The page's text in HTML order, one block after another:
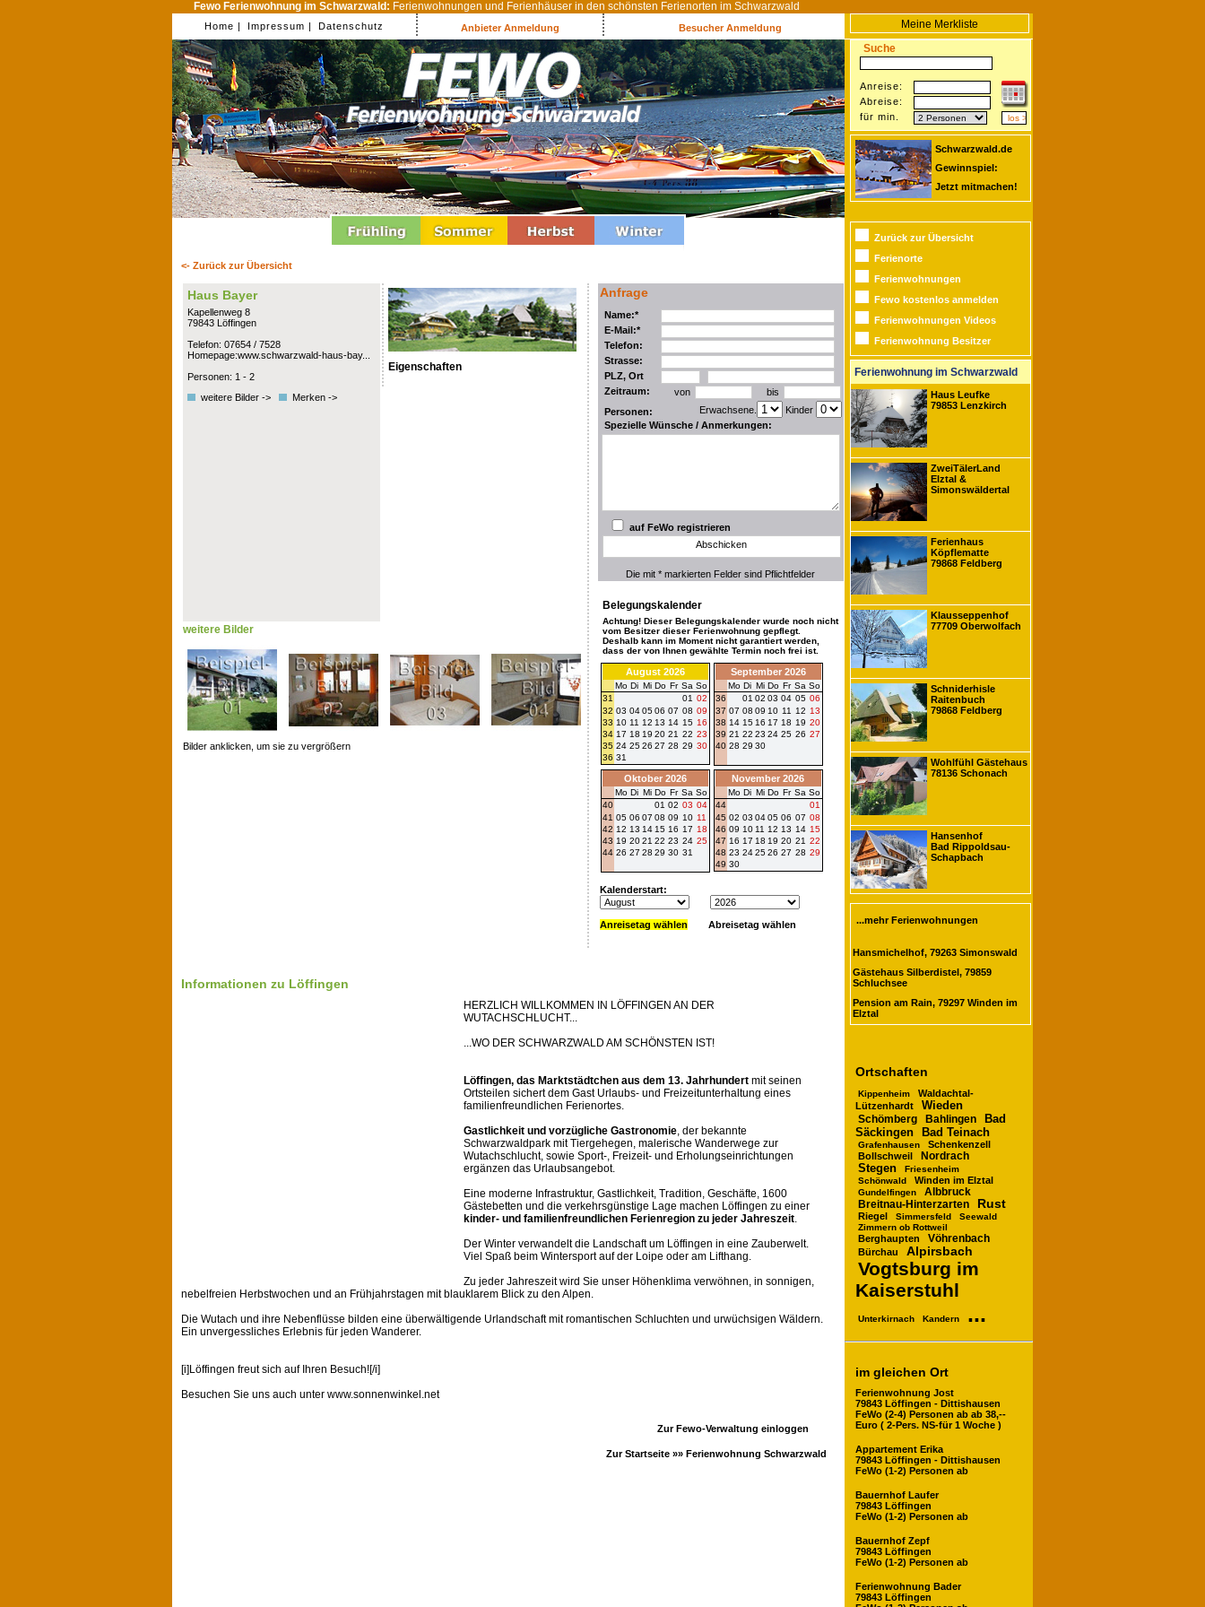
Fewo Ferienwohnung im Schwarzwald: Ferienwohnungen und Ferienhäuser in den schönsten Ferienorten im Schwarzwald
Home | Impressum | Datenschutz Anbieter Anmeldung Besucher Anmeldung
Meine Merkliste
Suche
Anreise:
Abreise:
für min.
Schwarzwald.de
Gewinnspiel:
Jetzt mitmachen!
<- Zurück zur Übersicht
Haus Bayer
Kapellenweg 8
79843 Löffingen
Telefon: 07654 / 7528
Homepage:www.schwarzwald-haus-bay...
Personen: 1 - 2
weitere Bilder ->
Merken ->
Eigenschaften
Anfrage
Name:*
E-Mail:*
Telefon:
Strasse:
PLZ, Ort
Zeitraum:
von
bis
Personen:
Erwachsene.
Kinder
Spezielle Wünsche / Anmerkungen:
auf FeWo registrieren
Abschicken
Die mit * markierten Felder sind Pflichtfelder
Belegungskalender
Achtung! Dieser Belegungskalender wurde noch nicht
vom Besitzer dieser Ferienwohnung gepflegt.
Deshalb kann im Moment nicht garantiert werden,
dass der von Ihnen gewählte Termin noch frei ist.
August 2026
Mo Di Mi Do Fr Sa So
31
01 02
32 03 04 05 06 07 08 09
33 10 11 12 13 14 15 16
34 17 18 19 20 21 22 23
35 24 25 26 27 28 29 30
36 31
September 2026
Mo Di Mi Do Fr Sa So
36
01 02 03 04 05 06
37 07 08 09 10 11 12 13
38 14 15 16 17 18 19 20
39 21 22 23 24 25 26 27
40 28 29 30
Oktober 2026
Mo Di Mi Do Fr Sa So
40
01 02 03 04
41 05 06 07 08 09 10 11
42 12 13 14 15 16 17 18
43 19 20 21 22 23 24 25
44 26 27 28 29 30 31
November 2026
Mo Di Mi Do Fr Sa So
44
01
45 02 03 04 05 06 07 08
46 09 10 11 12 13 14 15
47 16 17 18 19 20 21 22
48 23 24 25 26 27 28 29
49 30
Kalenderstart:
Anreisetag wählen Abreisetag wählen
weitere Bilder
Bilder anklicken, um sie zu vergrößern
Informationen zu Löffingen
HERZLICH WILLKOMMEN IN LÖFFINGEN AN DER
WUTACHSCHLUCHT...
...WO DER SCHWARZWALD AM SCHÖNSTEN IST!
Löffingen, das Marktstädtchen aus dem 13. Jahrhundert mit seinen
Ortsteilen sichert dem Gast Urlaubs- und Freizeitunterhaltung eines
familienfreundlichen Ferienortes.
Gastlichkeit und vorzügliche Gastronomie, der bekannte
Schwarzwaldpark mit Tiergehegen, malerische Wanderwege zur
Wutachschlucht, sowie Sport-, Freizeit- und Erholungseinrichtungen
ergänzen das Urlaubsangebot.
Eine moderne Infrastruktur, Gastlichkeit, Tradition, Geschäfte, 1600
Gästebetten und die verkehrsgünstige Lage machen Löffingen zu einer
kinder- und familienfreundlichen Ferienregion zu jeder Jahreszeit.
Der Winter verwandelt die Landschaft um Löffingen in eine Zauberwelt.
Viel Spaß beim Wintersport auf der Loipe oder am Lifthang.
Zu jeder Jahreszeit wird Sie unser Höhenklima verwöhnen, in sonnigen,
nebelfreien Herbstwochen und an Frühjahrstagen mit blauklarem Blick zu den Alpen.
Die Wutach und ihre Nebenflüsse bilden eine überwältigende Urlandschaft mit romantischen Schluchten und urwüchsigen Wäldern.
Ein unvergessliches Erlebnis für jeden Wanderer.
[i]Löffingen freut sich auf Ihren Besuch![/i]
Besuchen Sie uns auch unter www.sonnenwinkel.net
Zur Fewo-Verwaltung einloggen
Zur Startseite »» Ferienwohnung Schwarzwald
Zurück zur Übersicht
Ferienorte
Ferienwohnungen
Fewo kostenlos anmelden
Ferienwohnungen Videos
Ferienwohnung Besitzer
Ferienwohnung im Schwarzwald
Haus Leufke
79853 Lenzkirch
ZweiTälerLand
Elztal &
Simonswäldertal
Ferienhaus
Köpflematte
79868 Feldberg
Klausseppenhof
77709 Oberwolfach
Schniderhisle
Raitenbuch
79868 Feldberg
Wohlfühl Gästehaus
78136 Schonach
Hansenhof
Bad Rippoldsau-
Schapbach
...mehr Ferienwohnungen
Hansmichelhof, 79263 Simonswald
Gästehaus Silberdistel, 79859
Schluchsee
Pension am Rain, 79297 Winden im
Elztal
Ortschaften
Kippenheim
Waldachtal-
Lützenhardt
Wieden
Schömberg Bahlingen
Bad
Säckingen
Bad Teinach
Grafenhausen
Schenkenzell
Bollschweil
Nordrach
Stegen
Friesenheim
Schönwald
Winden im Elztal
Gundelfingen Albbruck
Breitnau-Hinterzarten Rust
Riegel Simmersfeld
Seewald
Zimmern ob Rottweil
Berghaupten Vöhrenbach
Bürchau Alpirsbach
Vogtsburg im
Kaiserstuhl
Unterkirnach Kandern ...
im gleichen Ort
Ferienwohnung Jost
79843 Löffingen - Dittishausen
FeWo (2-4) Personen ab ab 38,--
Euro ( 2-Pers. NS-für 1 Woche )
Appartement Erika
79843 Löffingen - Dittishausen
FeWo (1-2) Personen ab
Bauernhof Laufer
79843 Löffingen
FeWo (1-2) Personen ab
Bauernhof Zepf
79843 Löffingen
FeWo (1-2) Personen ab
Ferienwohnung Bader
79843 Löffingen